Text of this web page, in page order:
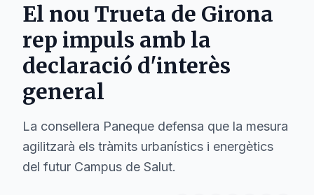
El nou Trueta de Girona
rep impuls amb la
declaració d'interès
general
La consellera Paneque defensa que la mesura
agilitzarà els tràmits urbanístics i energètics
del futur Campus de Salut.